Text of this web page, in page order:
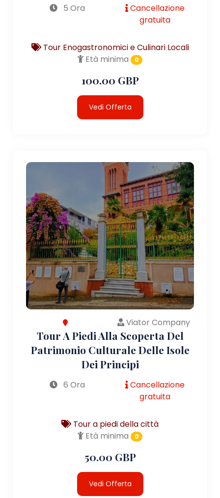
5 Ora
Cancellazione
gratuita
Tour Enogastronomici e Culinari Locali
Età minima
0
100.00 GBP
Vedi Offerta
Viator Company
Tour A Piedi Alla Scoperta Del
Patrimonio Culturale Delle Isole
Dei Principi
6 Ora
Cancellazione
gratuita
Tour a piedi della città
Età minima
0
50.00 GBP
Vedi Offerta